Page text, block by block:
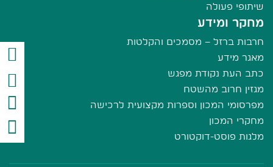
שיתופי פעולה
מחקר ומידע
חרבות ברזל – מסמכים והקלטות
מאגר מידע
כתב העת נקודת מפגש
מגזין חרוב מהשטח
מפרסומי המכון וספרות מקצועית לרכישה
מחקרי המכון
מלגות פוסט-דוקטורט